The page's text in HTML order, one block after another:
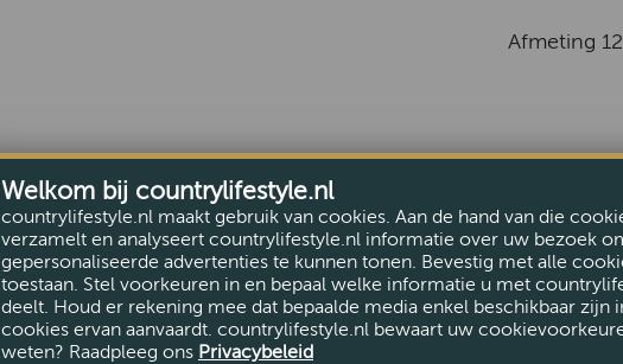
Afmeting
Welkom bij countrylifestyle.nl
countrylifestyle.nl maakt gebruik van cookies. Aan de hand van die
verzamelt en analyseert countrylifestyle.nl informatie over uw bezoek
gepersonaliseerde advertenties te kunnen tonen. Bevestig met alle
toestaan. Stel voorkeuren in en bepaal welke informatie u met
deelt. Houd er rekening mee dat bepaalde media enkel beschikbaar zijn
cookies ervan aanvaardt. countrylifestyle.nl bewaart uw
weten? Raadpleeg ons Privacybeleid